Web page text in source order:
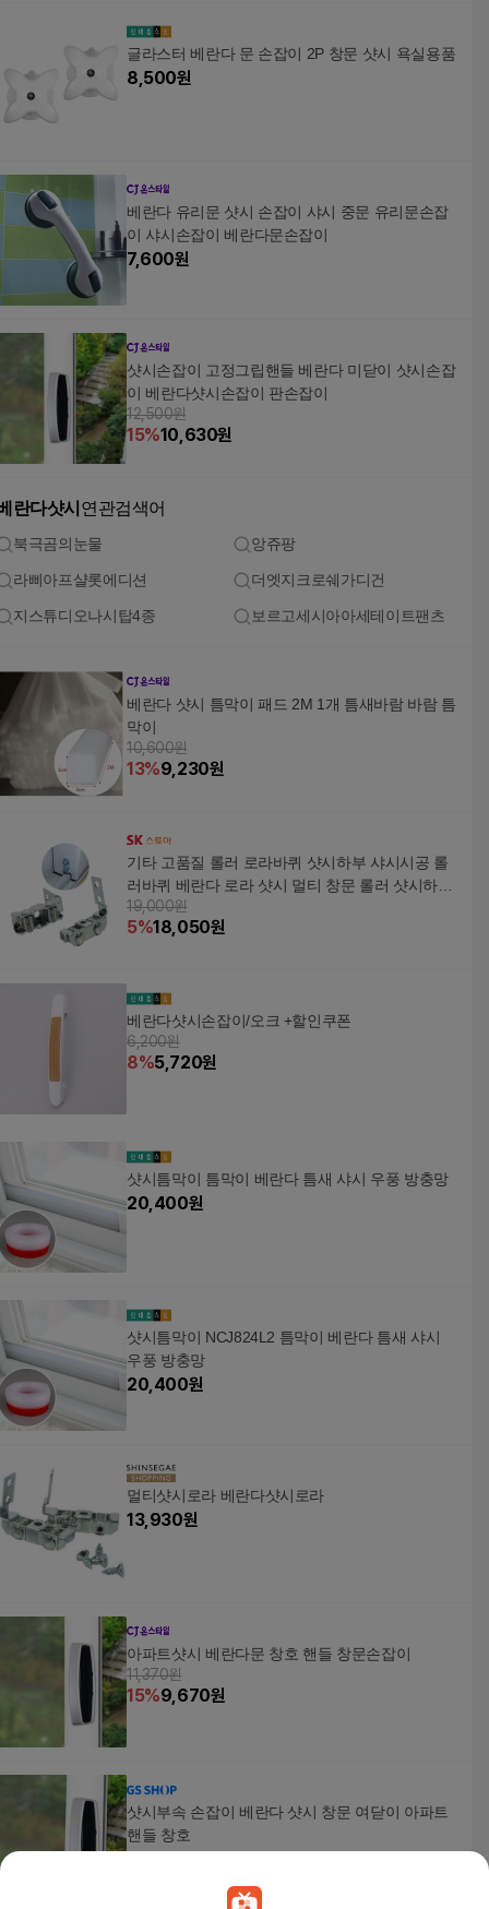
글라스터 베란다 문 손잡이 2P 창문 샷시 욕실용품
8,500원
베란다 유리문 샷시 손잡이 샤시 중문 유리문손잡
이 샤시손잡이 베란다문손잡이
7,600원
샷시손잡이 고정그립핸들 베란다 미닫이 샷시손잡
이 베란다샷시손잡이 판손잡이
12,500원
15%10,630원
란다샷시 연관검색어
북극곰의눈물 앙쥬팡
라삐아프샬롯에디션 더엣지크로쉐가디건
지스튜디오나시탑4종 보르고세시아아세테이트팬츠
베란다 샷시 틈막이 패드 2M 1개 틈새바람 바람 틈
막이
10,600원
13%9,230원
기타 고품질 롤러 로라바퀴 샷시하부 샤시시공 롤
러바퀴 베란다 로라 샷시 멀티 창문 롤러 샷시하부
WFO3FEN
19,000원
5%18,050원
베란다샷시손잡이/오크 +할인쿠폰
6,200원
8%5,720원
샷시틈막이 틈막이 베란다 틈새 샤시 우풍 방충망
20,400원
샷시틈막이 NCJ824L2 틈막이 베란다 틈새 샤시
우풍 방충망
20,400원
멀티샷시로라 베란다샷시로라
13,930원
아파트샷시 베란다문 창호 핸들 창문손잡이
11,370원
15%9,670원
샷시부속 손잡이 베란다 샷시 창문 여닫이 아파트
핸들 창호